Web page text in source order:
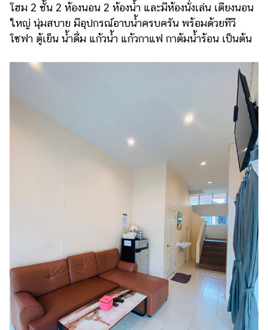
โฮม 2 ชั้น 2 ห้องนอน 2 ห้องน้ำ และมีห้องนั่งเล่น เตียงนอน
ใหญ่ นุ่มสบาย มีอุปกรณ์อาบน้ำครบครัน พร้อมด้วยทีวี
โซฟา ตู้เย็น น้ำดื่ม แก้วน้ำ แก้วกาแฟ กาต้มน้ำร้อน เป็นต้น